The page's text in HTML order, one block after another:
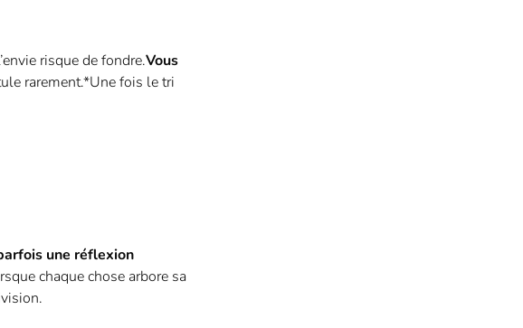
risque de fondre.Vous
rarement.*Une fois le tri
une réflexion
chaque chose arbore sa